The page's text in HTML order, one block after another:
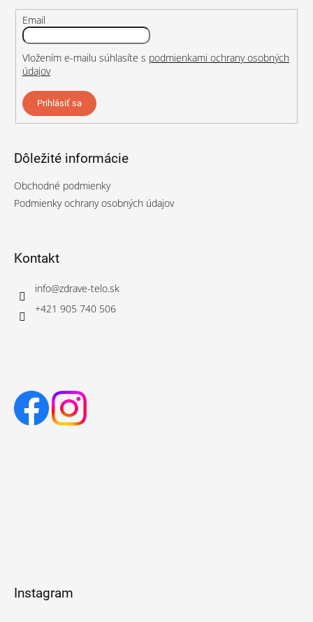
Email
Vložením e-mailu súhlasíte s podmienkami ochrany osobných
údajov
Prihlásiť sa
Dôležité informácie
Obchodné podmienky
Podmienky ochrany osobných údajov
Kontakt
info@zdrave-telo.sk
+421 905 740 506
Instagram